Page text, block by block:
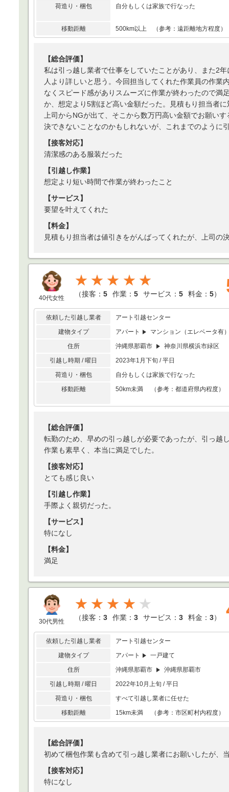
荷造り・梱包
自分もしくは家族で行なった
移動距離 500km以上 （参考：遠距離地方程度）
【総合評価】
私は引っ越し業者で仕事をしていたことがあり、また2
人より詳しいと思う。今回担当してくれた作業員の作
なくスピード感がありスムーズに作業が終わったので満
か、想定より5割ほど高い金額だった。見積もり担当者
上司からNGが出て、そこから数万円高い金額でお願い
決できないことなのかもしれないが、これまでのように
【接客対応】
清潔感のある服装だった
【引越し作業】
想定より短い時間で作業が終わったこと
【サービス】
要望を叶えてくれた
【料金】
見積もり担当者は値引きをがんばってくれたが、上司
40代女性
★★★★★
（接客： 5 作業： 5 サービス： 5 料金： 5）
依頼した引越し業者
アート引越センター
建物タイプ
アパート
マンション（エレベータ有
住所
沖縄県那覇市
神奈川県横浜市緑区
引越し時期 / 曜日
2023年1月下旬 / 平日
荷造り・梱包
自分もしくは家族で行なった
移動距離
50km未満 （参考：都道府県内程度）
【総合評価】
転勤のため、早めの引っ越しが必要であったが、引っ越
作業も素早く、本当に満足でした。
【接客対応】
とても感じ良い
【引越し作業】
手際よく親切だった。
【サービス】
特になし
【料金】
満足
30代男性
★★★★
（接客： 3 作業： 3 サービス： 3 料金： 3）
依頼した引越し業者
アート引越センター
建物タイプ
アパート
一戸建て
住所
沖縄県那覇市
沖縄県那覇市
引越し時期 / 曜日
2022年10月上旬 / 平日
荷造り・梱包
すべて引越し業者に任せた
移動距離
15km未満 （参考：市区町村内程度）
【総合評価】
初めて梱包作業も含めて引っ越し業者にお願いしたが、
【接客対応】
特になし